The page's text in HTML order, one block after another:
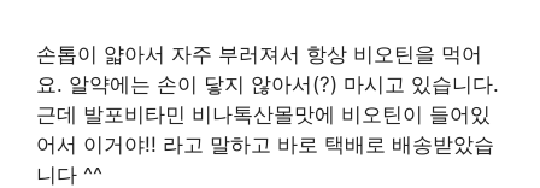
손톱이 얇아서 자주 부러져서 항상 비오틴을 먹어
요. 알약에는 손이 닿지 않아서(?) 마시고 있습니다.
근데 발포비타민 비나톡산몰맛에 비오틴이 들어있
어서 이거야!! 라고 말하고 바로 택배로 배송받았습
니다 ^^